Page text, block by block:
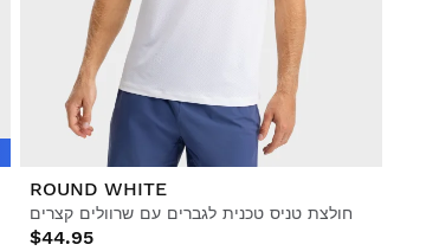
ROUND WHITE
חולצת טניס טכנית לגברים עם שרוולים קצרים
$44.95